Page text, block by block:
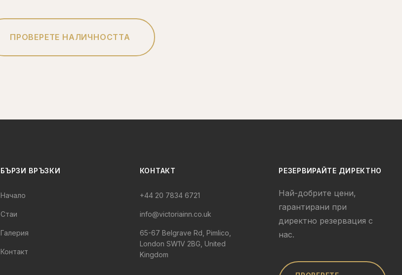
ПРОВЕРЕТЕ НАЛИЧНОСТТА
БЪРЗИ ВРЪЗКИ
Начало
Стаи
Галерия
Контакт
КОНТАКТ
+44 20 7834 6721
info@victoriainn.co.uk
65-67 Belgrave Rd, Pimlico,
London SW1V 2BG, United
Kingdom
РЕЗЕРВИРАЙТЕ ДИРЕКТНО
Най-добрите цени,
гарантирани при
директно резервация с
нас.